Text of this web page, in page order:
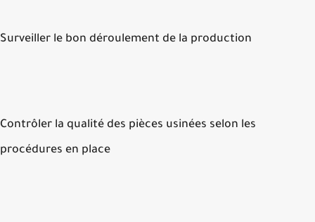
Surveiller le bon déroulement de la production
Contrôler la qualité des pièces usinées selon les
procédures en place